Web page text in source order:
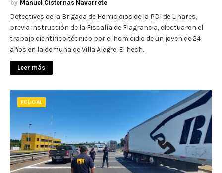
Manuel Cisternas Navarrete
Detectives de la Brigada de Homicidios de la PDI de Linares,
previa instrucción de la Fiscalía de Flagrancia, efectuaron el
trabajo científico técnico por el homicidio de un joven de 24
años en la comuna de Villa Alegre. El hech…
Leer más
POLICIAL